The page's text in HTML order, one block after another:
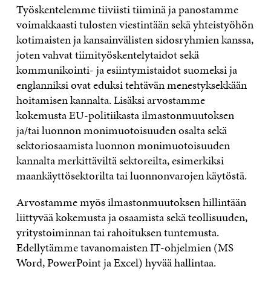
Työskentelemme tiiviisti tiiminä ja panostamme
voimakkaasti tulosten viestintään sekä yhteistyöhön
kotimaisten ja kansainvälisten sidosryhmien kanssa,
joten vahvat tiimityöskentelytaidot sekä
kommunikointi- ja esiintymistaidot suomeksi ja
englanniksi ovat eduksi tehtävän menestyksekkään
hoitamisen kannalta. Lisäksi arvostamme
kokemusta EU-politiikasta ilmastonmuutoksen
ja/tai luonnon monimuotoisuuden osalta sekä
sektoriosaamista luonnon monimuotoisuuden
kannalta merkittäviltä sektoreilta, esimerkiksi
maankäyttösektorilta tai luonnonvarojen käytöstä.
Arvostamme myös ilmastonmuutoksen hillintään
liittyvää kokemusta ja osaamista sekä teollisuuden,
yritystoiminnan tai rahoituksen tuntemusta.
Edellytämme tavanomaisten IT-ohjelmien (MS
Word, PowerPoint ja Excel) hyvää hallintaa.